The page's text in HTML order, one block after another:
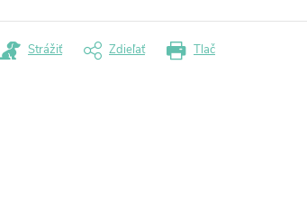
Tlač
Strážiť Zdieľať